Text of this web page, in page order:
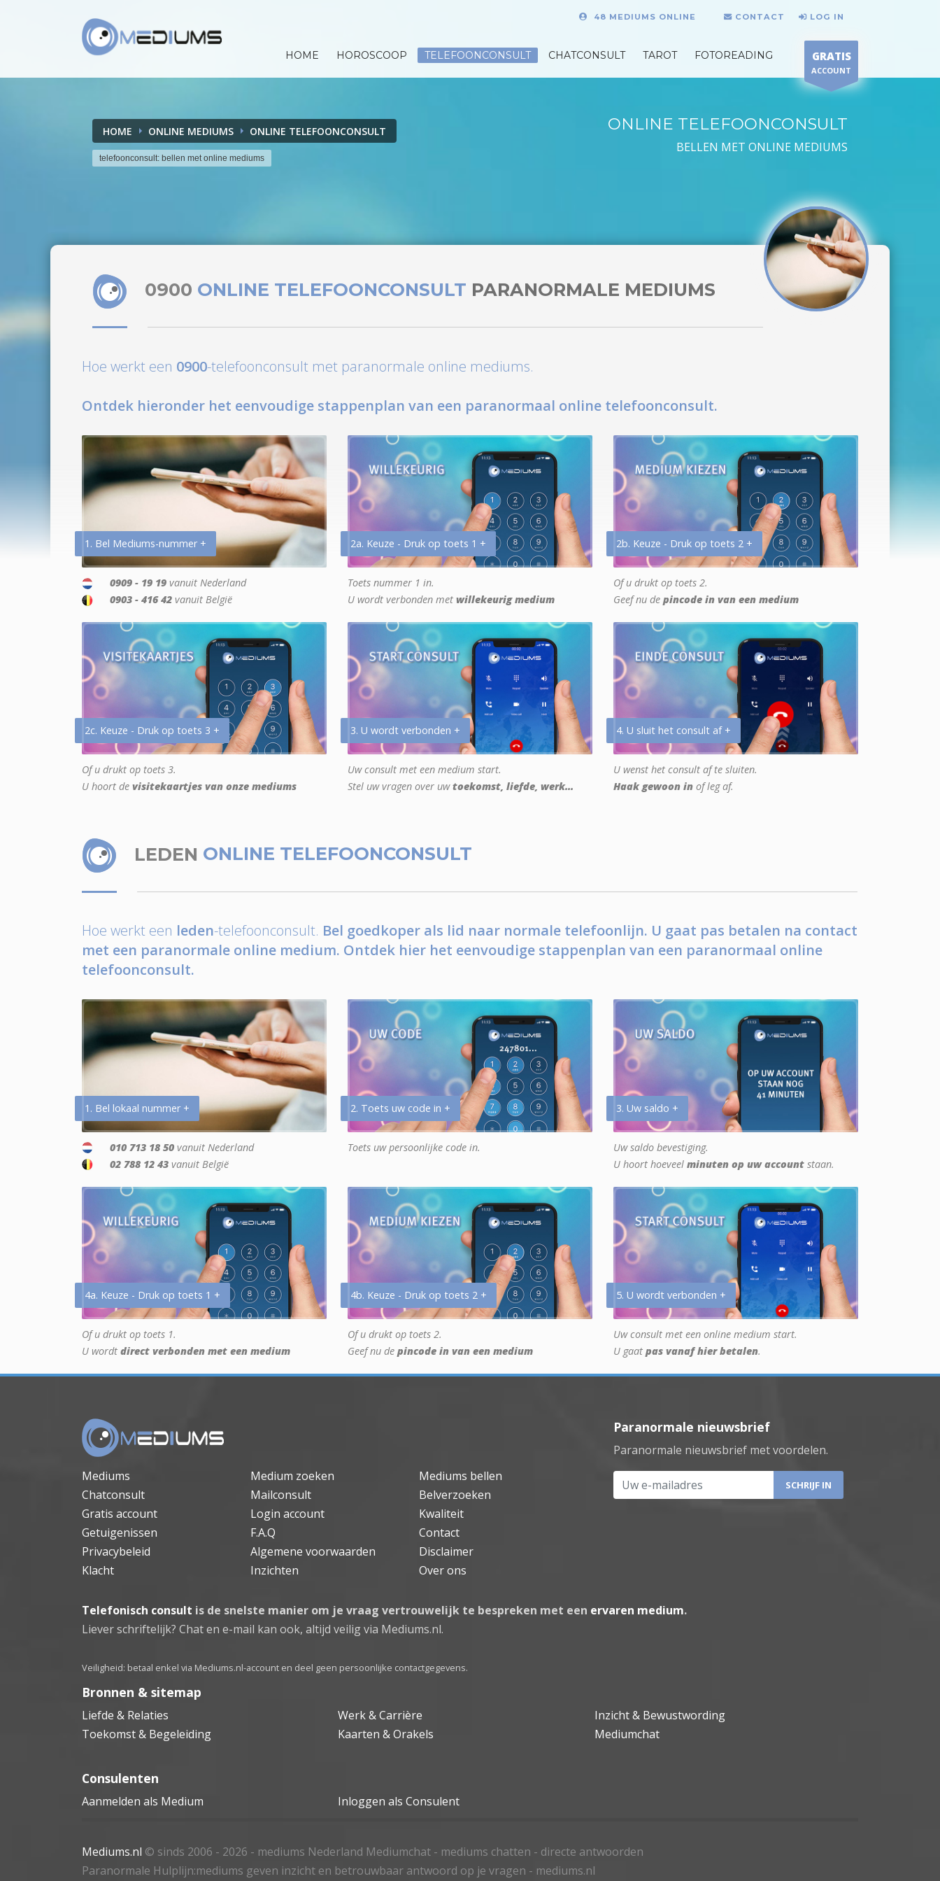
48 MEDIUMS ONLINE CONTACT LOG IN
HOME HOROSCOOP TELEFOONCONSULT CHATCONSULT TAROT FOTOREADING GRATIS
ACCOUNT
HOME ONLINE MEDIUMS ONLINE TELEFOONCONSULT
telefoonconsult: bellen met online mediums
ONLINE TELEFOONCONSULT
BELLEN MET ONLINE MEDIUMS
0900 ONLINE TELEFOONCONSULT PARANORMALE MEDIUMS
Hoe werkt een 0900-telefoonconsult met paranormale online mediums.
Ontdek hieronder het eenvoudige stappenplan van een paranormaal online telefoonconsult.
1. Bel Mediums-nummer +
0909 - 19 19 vanuit Nederland
0903 - 416 42 vanuit België
2a. Keuze - Druk op toets 1 +
Toets nummer 1 in.
U wordt verbonden met willekeurig medium
2b. Keuze - Druk op toets 2 +
Of u drukt op toets 2.
Geef nu de pincode in van een medium
2c. Keuze - Druk op toets 3 +
Of u drukt op toets 3.
U hoort de visitekaartjes van onze mediums
3. U wordt verbonden +
Uw consult met een medium start.
Stel uw vragen over uwtoekomst, liefde, werk...
4. U sluit het consult af +
U wenst het consult af te sluiten.
Haak gewoon in of leg af.
LEDEN ONLINE TELEFOONCONSULT
Hoe werkt een leden-telefoonconsult. Bel goedkoper als lid naar normale telefoonlijn. U gaat pas betalen na contact
met een paranormale online medium. Ontdek hier het eenvoudige stappenplan van een paranormaal online
telefoonconsult.
1. Bel lokaal nummer +
010 713 18 50 vanuit Nederland
02 788 12 43 vanuit België
2. Toets uw code in +
Toets uw persoonlijke code in.
3. Uw saldo +
Uw saldo bevestiging.
U hoort hoeveel minuten op uw account staan.
4a. Keuze - Druk op toets 1 +
Of u drukt op toets 1.
U wordt direct verbonden met een medium
4b. Keuze - Druk op toets 2 +
Of u drukt op toets 2.
Geef nu de pincode in van een medium
5. U wordt verbonden +
Uw consult met een online medium start.
U gaat pas vanaf hier betalen.
Mediums Medium zoeken
Mediums bellen
Chatconsult
Mailconsult
Belverzoeken
Gratis account
Login account
Kwaliteit
Getuigenissen
F.A.Q
Contact
Privacybeleid
Algemene voorwaarden
Disclaimer
Klacht
Inzichten Over ons
Paranormale nieuwsbrief
Paranormale nieuwsbrief met voordelen.
Uw e-mailadres
Telefonisch consult is de snelste manier om je vraag vertrouwelijk te bespreken met een ervaren medium.
Liever schriftelijk? Chat en e-mail kan ook, altijd veilig via Mediums.nl.
Veiligheid: betaal enkel via Mediums.nl-account en deel geen persoonlijke contactgegevens.
Bronnen & sitemap
Liefde & Relaties Werk & Carrière
Inzicht & Bewustwording
Toekomst & Begeleiding
Kaarten & Orakels Mediumchat
Consulenten
Aanmelden als Medium Inloggen als Consulent
Mediums.nl © sinds 2006 - 2026 - mediums Nederland Mediumchat - mediums chatten - directe antwoorden
Paranormale Hulplijn:mediums geven inzicht en betrouwbaar antwoord op je vragen - mediums.nl